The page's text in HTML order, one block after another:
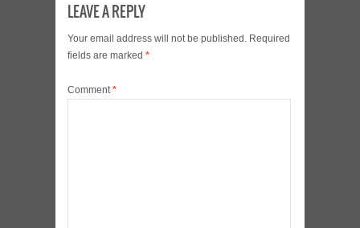
LEAVE A REPLY
Your email address will not be published. Required
fields are marked *
Comment*